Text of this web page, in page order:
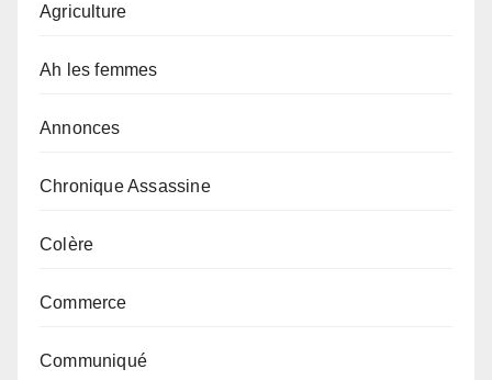
Agriculture
Ah les femmes
Annonces
Chronique Assassine
Colère
Commerce
Communiqué